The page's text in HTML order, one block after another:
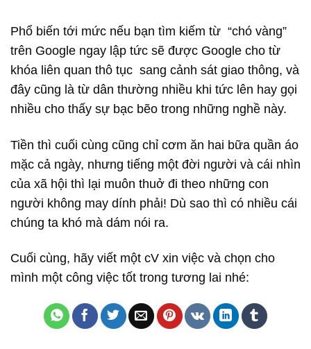
Phổ biến tới mức nếu bạn tìm kiếm từ “chó vàng”
trên Google ngay lập tức sẽ được Google cho từ
khóa liên quan thô tục sang cảnh sát giao thông, và
đây cũng là từ dân thường nhiều khi tức lên hay gọi
nhiều cho thấy sự bạc bẽo trong những nghề này.
Tiền thì cuối cùng cũng chỉ cơm ăn hai bữa quần áo
mặc cả ngày, nhưng tiếng một đời người và cái nhìn
của xã hội thì lại muôn thuở đi theo những con
người không may dính phải! Dù sao thì có nhiều cái
chúng ta khó mà dám nói ra.
Cuối cùng, hãy viết một cV xin việc và chọn cho
mình một công việc tốt trong tương lai nhé: